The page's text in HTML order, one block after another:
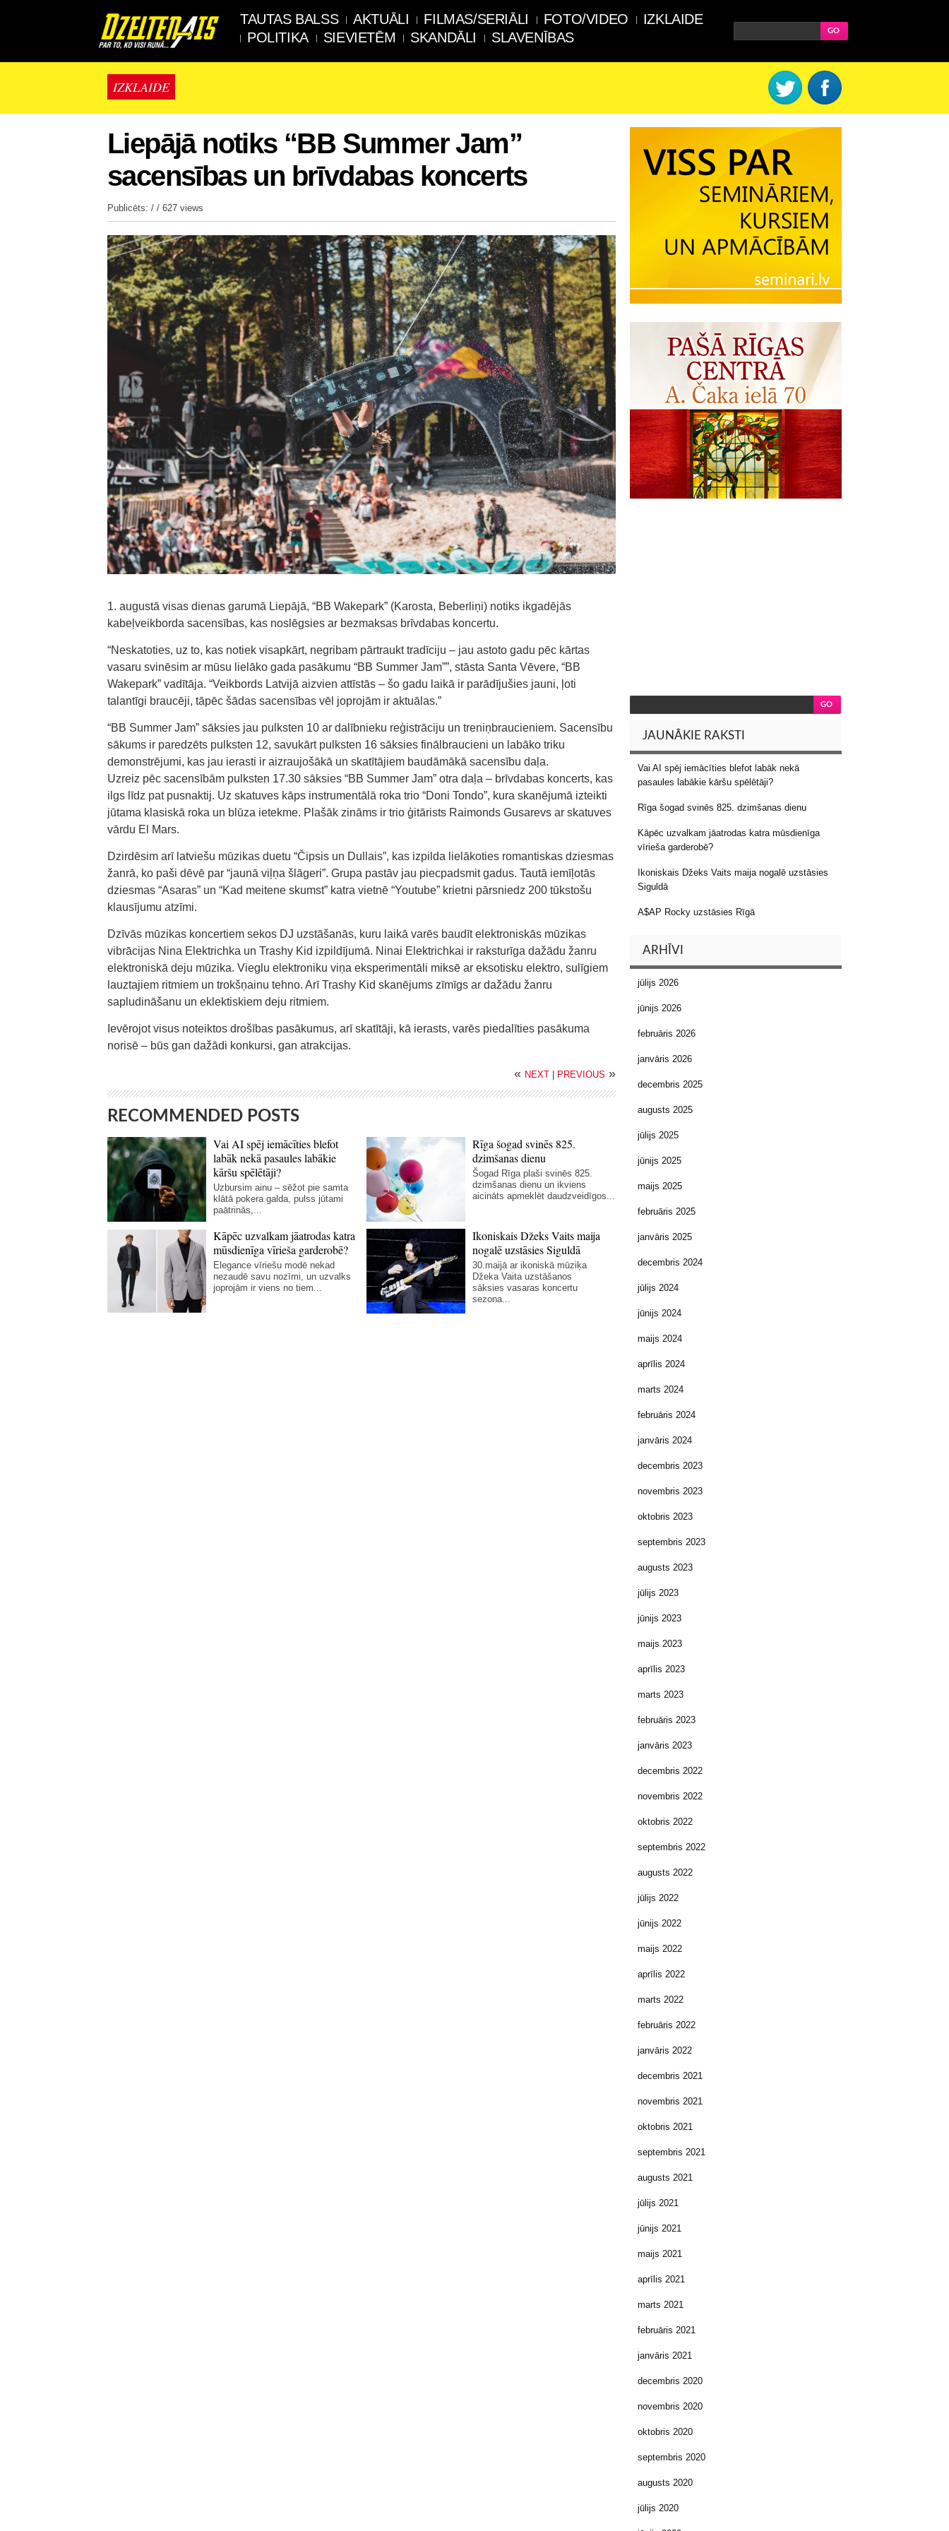
TAUTAS BALSS AKTUĀLI FILMAS/SERIĀLI FOTO/VIDEO
IZKLAIDE
POLITIKA
SIEVIETĒM SKANDĀLI SLAVENĪBAS
IZKLAIDE
Liepājā notiks “BB Summer Jam”
sacensības un brīvdabas koncerts
Publicēts: / / 627 views
1. augustā visas dienas garumā Liepājā, “BB Wakepark” (Karosta, Beberliņi) notiks ikgadējās
kabeļveikborda sacensības, kas noslēgsies ar bezmaksas brīvdabas koncertu.
“Neskatoties, uz to, kas notiek visapkārt, negribam pārtraukt tradīciju – jau astoto gadu pēc kārtas
vasaru svinēsim ar mūsu lielāko gada pasākumu “BB Summer Jam””, stāsta Santa Vēvere, “BB
Wakepark” vadītāja. “Veikbords Latvijā aizvien attīstās – šo gadu laikā ir parādījušies jauni, ļoti
talantīgi braucēji, tāpēc šādas sacensības vēl joprojām ir aktuālas.”
“BB Summer Jam” sāksies jau pulksten 10 ar dalībnieku reģistrāciju un treniņbraucieniem. Sacensību
sākums ir paredzēts pulksten 12, savukārt pulksten 16 sāksies finālbraucieni un labāko triku
demonstrējumi, kas jau ierasti ir aizraujošākā un skatītājiem baudāmākā sacensību daļa.
Uzreiz pēc sacensībām pulksten 17.30 sāksies “BB Summer Jam” otra daļa – brīvdabas koncerts, kas
ilgs līdz pat pusnaktij. Uz skatuves kāps instrumentālā roka trio “Doni Tondo”, kura skanējumā izteikti
jūtama klasiskā roka un blūza ietekme. Plašāk zināms ir trio ģitārists Raimonds Gusarevs ar skatuves
vārdu El Mars.
Dzirdēsim arī latviešu mūzikas duetu “Čipsis un Dullais”, kas izpilda lielākoties romantiskas dziesmas
žanrā, ko paši dēvē par “jaunā viļņa šlāgeri”. Grupa pastāv jau piecpadsmit gadus. Tautā iemīļotās
dziesmas “Asaras” un “Kad meitene skumst” katra vietnē “Youtube” krietni pārsniedz 200 tūkstošu
klausījumu atzīmi.
Dzīvās mūzikas koncertiem sekos DJ uzstāšanās, kuru laikā varēs baudīt elektroniskās mūzikas
vibrācijas Nina Elektrichka un Trashy Kid izpildījumā. Ninai Elektrichkai ir raksturīga dažādu žanru
elektroniskā deju mūzika. Vieglu elektroniku viņa eksperimentāli miksē ar eksotisku elektro, sulīgiem
lauztajiem ritmiem un trokšņainu tehno. Arī Trashy Kid skanējums zīmīgs ar dažādu žanru
sapludināšanu un eklektiskiem deju ritmiem.
Ievērojot visus noteiktos drošības pasākumus, arī skatītāji, kā ierasts, varēs piedalīties pasākuma
norisē – būs gan dažādi konkursi, gan atrakcijas.
« NEXT | PREVIOUS »
RECOMMENDED POSTS
Vai AI spēj iemācīties blefot
labāk nekā pasaules labākie
kāršu spēlētāji?
Uzbursim ainu – sēžot pie samta
klātā pokera galda, pulss jūtami
paātrinās,...
Rīga šogad svinēs 825.
dzimšanas dienu
Šogad Rīga plaši svinēs 825.
dzimšanas dienu un ikviens
aicināts apmeklēt daudzveidīgos...
Kāpēc uzvalkam jāatrodas katra
mūsdienīga vīrieša garderobē?
Elegance vīriešu modē nekad
nezaudē savu nozīmi, un uzvalks
joprojām ir viens no tiem...
Ikoniskais Džeks Vaits maija
nogalē uzstāsies Siguldā
30.maijā ar ikoniskā mūziķa
Džeka Vaita uzstāšanos
sāksies vasaras koncertu
sezona...
JAUNĀKIE RAKSTI
Vai AI spēj iemācīties blefot labāk nekā
pasaules labākie kāršu spēlētāji?
Rīga šogad svinēs 825. dzimšanas dienu
Kāpēc uzvalkam jāatrodas katra mūsdienīga
vīrieša garderobē?
Ikoniskais Džeks Vaits maija nogalē uzstāsies
Siguldā
A$AP Rocky uzstāsies Rīgā
ARHĪVI
jūlijs 2026
jūnijs 2026
februāris 2026
janvāris 2026
decembris 2025
augusts 2025
jūlijs 2025
jūnijs 2025
maijs 2025
februāris 2025
janvāris 2025
decembris 2024
jūlijs 2024
jūnijs 2024
maijs 2024
aprīlis 2024
marts 2024
februāris 2024
janvāris 2024
decembris 2023
novembris 2023
oktobris 2023
septembris 2023
augusts 2023
jūlijs 2023
jūnijs 2023
maijs 2023
aprīlis 2023
marts 2023
februāris 2023
janvāris 2023
decembris 2022
novembris 2022
oktobris 2022
septembris 2022
augusts 2022
jūlijs 2022
jūnijs 2022
maijs 2022
aprīlis 2022
marts 2022
februāris 2022
janvāris 2022
decembris 2021
novembris 2021
oktobris 2021
septembris 2021
augusts 2021
jūlijs 2021
jūnijs 2021
maijs 2021
aprīlis 2021
marts 2021
februāris 2021
janvāris 2021
decembris 2020
novembris 2020
oktobris 2020
septembris 2020
augusts 2020
jūlijs 2020